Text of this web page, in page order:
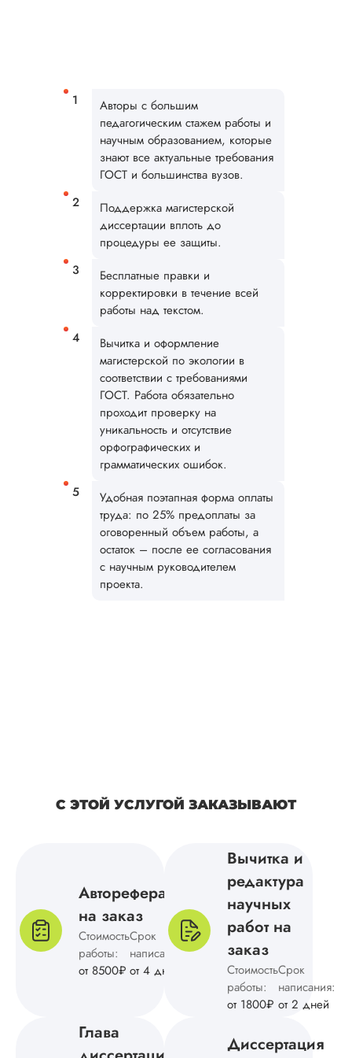
Авторы с большим
педагогическим стажем работы и
научным образованием, которые
знают все актуальные требования
ГОСТ и большинства вузов.
Поддержка магистерской
диссертации вплоть до
процедуры ее защиты.
Бесплатные правки и
корректировки в течение всей
работы над текстом.
Вычитка и оформление
магистерской по экологии в
соответствии с требованиями
ГОСТ. Работа обязательно
проходит проверку на
уникальность и отсутствие
орфографических и
грамматических ошибок.
Удобная поэтапная форма оплаты
труда: по 25% предоплаты за
оговоренный объем работы, а
остаток – после ее согласования
с научным руководителем
проекта.
С ЭТОЙ УСЛУГОЙ ЗАКАЗЫВАЮТ
Автореферат
на заказ
Стоимость
работы:
от 8500₽
Срок
написания:
от 4 дней
Вычитка и
редактура
научных
работ на
заказ
Стоимость
работы:
от 1800₽
Срок
написания:
от 2 дней
Глава
Диссертация
Дата:
Удалось заказать
наконец-то здесь
немаловажно,
Вид работы:
Магистерские
диссертации
сроки и что не
пришлось
Ольга Н.
Вид работы:
Магистерские
диссертации
Магистерскую